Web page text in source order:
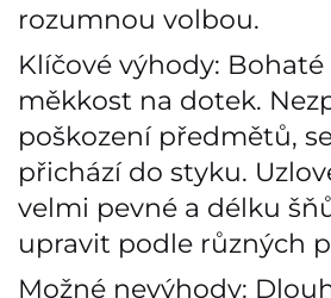
rozumnou volbou.
Klíčové výhody: Bohaté
měkkost na dotek.
poškození předmětů,
přichází do styku.
velmi pevné a délku
upravit podle různých
Možné nevýhody: